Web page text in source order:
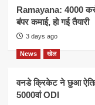
Ramayana: 4000 करोड़
बंपर कमाई, हो गई तैयारी
3 days ago
News खेल
वनडे क्रिकेट ने छुआ
5000वां ODI